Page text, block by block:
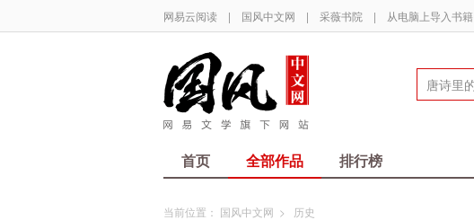
网易云阅读 | 国风中文网 | 采薇书院 | 从电脑上导入书籍
首页 全部作品 排行榜
当前位置： 国风中文网 > 历史